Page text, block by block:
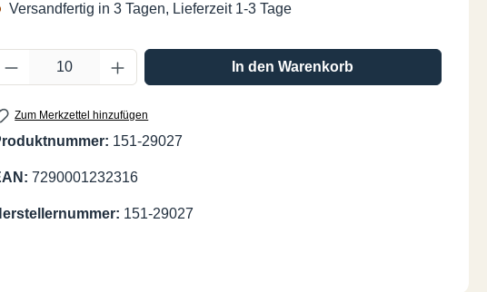
Versandfertig in 3 Tagen, Lieferzeit 1-3 Tage
Produkt Anzahl: Gib den gewünschten Wert ein
In den Warenkorb
Zum Merkzettel hinzufügen
151-29027
7290001232316
151-29027